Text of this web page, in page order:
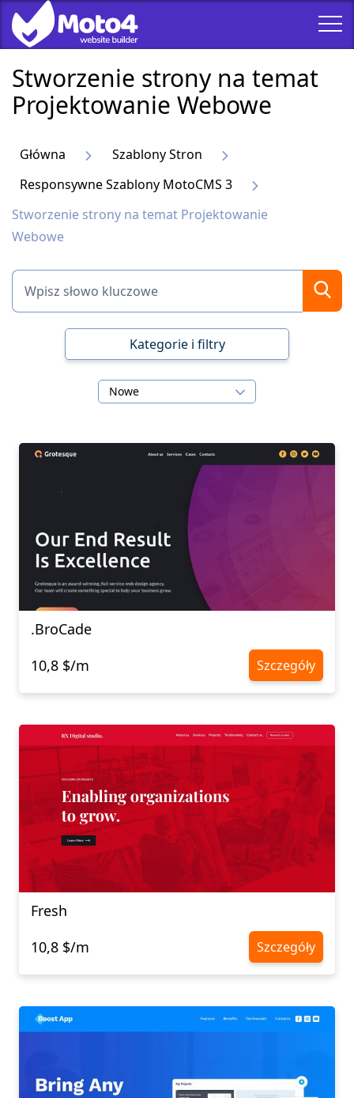
Stworzenie strony na temat
Projektowanie Webowe
Główna
Szablony Stron
Responsywne Szablony MotoCMS 3
Stworzenie strony na temat Projektowanie
Webowe
Kategorie i filtry
Nowe
.BroCade
10,8 $/m
Szczegóły
Fresh
10,8 $/m
Szczegóły